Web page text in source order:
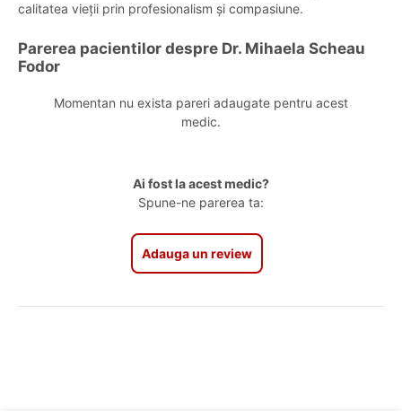
calitatea vieții prin profesionalism și compasiune.
Parerea pacientilor despre Dr. Mihaela Scheau
Fodor
Momentan nu exista pareri adaugate pentru acest
medic.
Ai fost la acest medic?
Spune-ne parerea ta:
Adauga un review